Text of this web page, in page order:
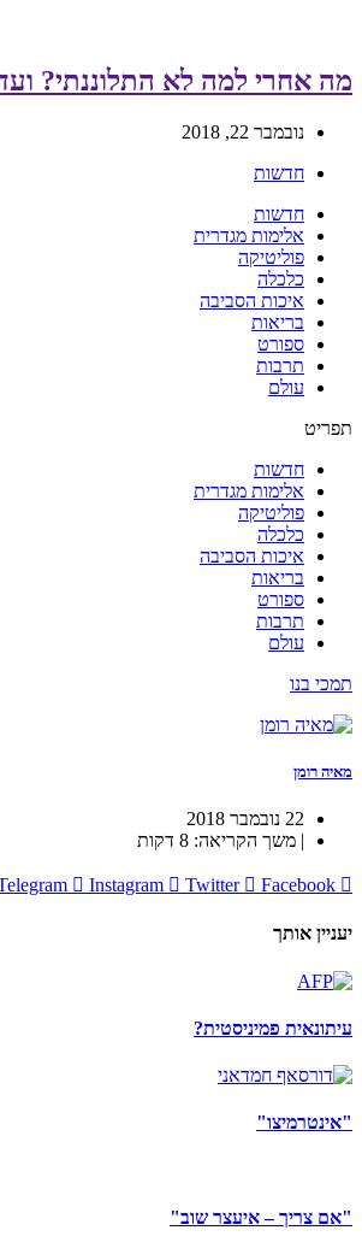
מה אחרי למה לא התלוננתי?
נובמבר 22, 2018
חדשות
חדשות
אלימות מגדרית
פוליטיקה
כלכלה
איכות הסביבה
בריאות
ספורט
תרבות
עולם
תפריט
חדשות
אלימות מגדרית
פוליטיקה
כלכלה
איכות הסביבה
בריאות
ספורט
תרבות
עולם
תמכי בנו
מאיה רומן
22 נובמבר 2018
| משך הקריאה: 8 דקות
Instagram Twitter Facebook
יעניין אותך
עיתונאית פמיניסטית?
"אינטרמיצו"
"אם צריך – איעצר שוב"